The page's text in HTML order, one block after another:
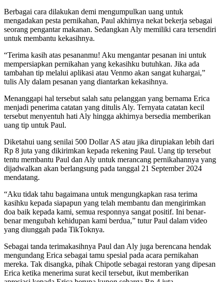
Berbagai cara dilakukan demi mengumpulkan uang untuk
mengadakan pesta pernikahan, Paul akhirnya nekat bekerja sebagai
seorang pengantar makanan. Sedangkan Aly memiliki cara tersendiri
untuk membantu kekasihnya.
“Terima kasih atas pesananmu! Aku mengantar pesanan ini untuk
mempersiapkan pernikahan yang kekasihku butuhkan. Jika ada
tambahan tip melalui aplikasi atau Venmo akan sangat kuhargai,”
tulis Aly dalam pesanan yang diantarkan kekasihnya.
Menanggapi hal tersebut salah satu pelanggan yang bernama Erica
menjadi penerima catatan yang ditulis Aly. Ternyata catatan kecil
tersebut menyentuh hati Aly hingga akhirnya bersedia memberikan
uang tip untuk Paul.
Diketahui uang senilai 500 Dollar AS atau jika dirupiakan lebih dari
Rp 8 juta yang dikirimkan kepada rekening Paul. Uang tip tersebut
tentu membantu Paul dan Aly untuk merancang pernikahannya yang
dijadwalkan akan berlangsung pada tanggal 21 September 2024
mendatang.
“Aku tidak tahu bagaimana untuk mengungkapkan rasa terima
kasihku kepada siapapun yang telah membantu dan mengirimkan
doa baik kepada kami, semua responnya sangat positif. Ini benar-
benar mengubah kehidupan kami berdua,” tutur Paul dalam video
yang diunggah pada TikToknya.
Sebagai tanda terimakasihnya Paul dan Aly juga berencana hendak
mengundang Erica sebagai tamu spesial pada acara pernikahan
mereka. Tak disangka, pihak Chipotle sebagai restoran yang dipesan
Erica ketika menerima surat kecil tersebut, ikut memberikan